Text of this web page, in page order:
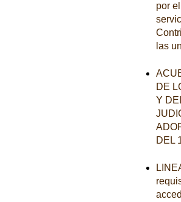
por
las
DE
Y
DEL